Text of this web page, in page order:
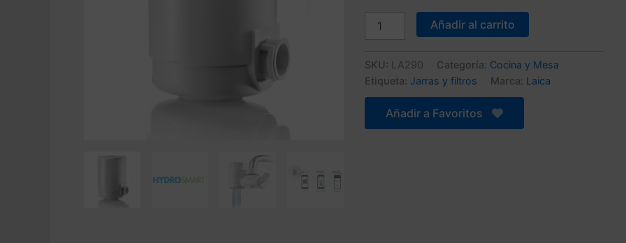
original
era:
89,99 €.
actual
es:
45,90 €.
inteligente
cantidad
Añadir al carrito
SKU: LA290 Categoría: Cocina y Mesa
Etiqueta: Jarras y filtros Marca: Laica
Añadir a Favoritos